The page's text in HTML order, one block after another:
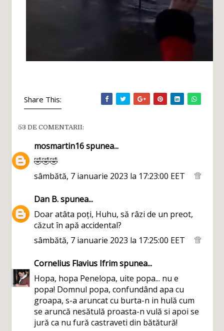
Share This:
53 DE COMENTARII:
mosmartin16spunea...
🤣🤣🤣
sâmbătă, 7 ianuarie 2023 la 17:23:00 EET
Dan B.spunea...
Doar atâta poți, Huhu, să râzi de un preot,
căzut în apă accidental?
sâmbătă, 7 ianuarie 2023 la 17:25:00 EET
Cornelius Flavius Ifrimspunea...
Hopa, hopa Penelopa, uite popa... nu e
popa! Domnul popa, confundând apa cu
groapa, s-a aruncat cu burta-n in hulă cum
se aruncă nesătulă proasta-n vulă si apoi se
jură ca nu fură castraveti din bătătură!